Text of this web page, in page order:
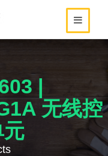
|
无线控